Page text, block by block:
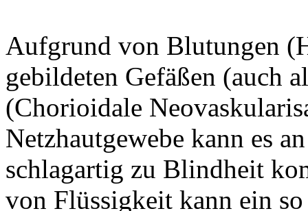
Aufgrund von Blutungen
gebildeten Gefäßen (auch
(Chorioidale
Netzhautgewebe kann es
schlagartig zu Blindheit
von Flüssigkeit kann ein